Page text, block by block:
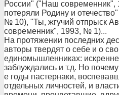
России" ("Наш
потеряли Родину и
№ 10), "Ты, жгучий отпрыск
современник", 1993, № 1)...
На протяжении последних
авторы твердят о себе и о
единомышленниках:
заблуждались и т.д. Но
е годы пастернаки,
отдельных личностей, и